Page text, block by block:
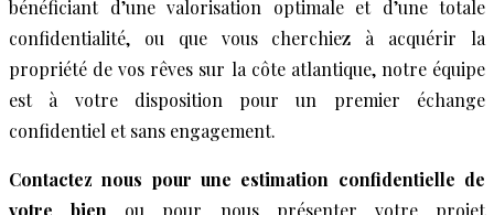
bénéficiant d’une valorisation optimale et d’une totale
confidentialité, ou que vous cherchiez à acquérir la
propriété de vos rêves sur la côte atlantique, notre équipe
est à votre disposition pour un premier échange
confidentiel et sans engagement.
Contactez nous pour une estimation confidentielle de
votre bien ou pour nous présenter votre projet